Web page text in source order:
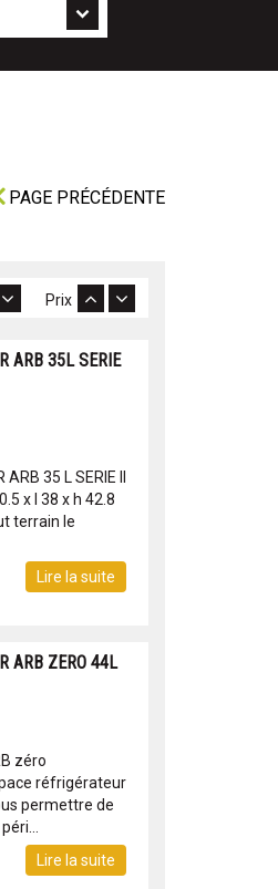
PAGE PRÉCÉDENTE
Prix
ARB 35L SERIE
35 L SERIE II
x l 38 x h 42.8
terrain le
Lire la suite
ARB ZERO 44L
zéro
réfrigérateur
permettre de
Lire la suite